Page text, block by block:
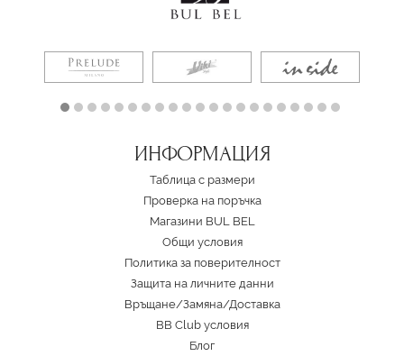
ИНФОРМАЦИЯ
Таблица с размери
Проверка на поръчка
Магазини BUL BEL
Oбщи условия
Политика за поверителност
Защита на личните данни
Връщане/Замяна/Доставка
BB Club условия
Блог